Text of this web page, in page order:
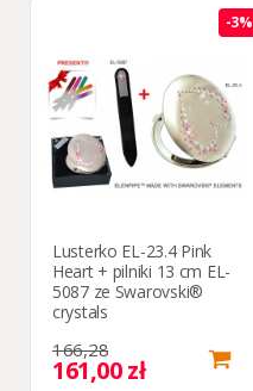
-3%
Lusterko EL-23.4 Pink
Heart + pilniki 13 cm EL-
5087 ze Swarovski®
crystals
166,28
161,00 zł